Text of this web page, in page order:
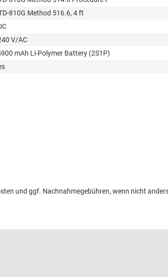
810G Method 516.6, 4 ft
V/AC
mAh Li-Polymer Battery (2S1P)
und ggf. Nachnahmegebühren, wenn nicht